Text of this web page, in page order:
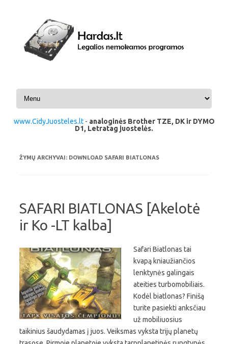
Pereiti prie turinio
www.CidyJuosteles.lt- analoginės Brother TZE, DK ir DYMO
D1, Letratag juostelės.
ŽYMŲ ARCHYVAI: DOWNLOAD SAFARI BIATLONAS
SAFARI BIATLONAS [Akelotė
ir Ko -LT kalba]
Safari Biatlonas tai
kvapą kniaužiančios
lenktynės galingais
ateities turbomobiliais.
Kodėl biatlonas? Finišą
turite pasiekti anksčiau
už mobiliuosius
taikinius šaudydamas į juos. Veiksmas vyksta trijų planetų